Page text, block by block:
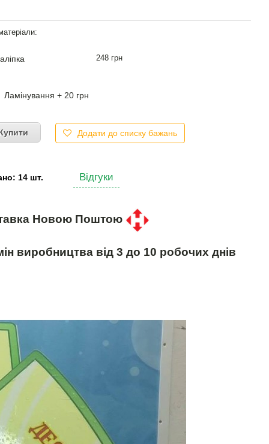
248 грн
Ламінування + 20 грн
Додати до списку бажань
14 шт. Відгуки
Новою Поштою
виробництва від 3 до 10 робочих днів